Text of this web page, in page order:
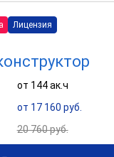
Лицензия
от 144 ак.ч
от 17 160 руб.
20 760 руб.